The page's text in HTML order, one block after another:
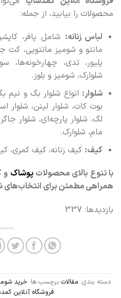
محصولات را بیابید، از جمله:
لباس زنانه:شامل پافر،
مانتو و شومیز مانتویی، کت
پلیور، تدی،
شلوارک، شومیز و بلوز.
شلوار:انواع شلوار بگ و نیم
بوت کات، شلوار لینن، شلوار
لگ، شلوار پارچه‌ای، شلوار
مام، شلوارک.
کیف:کیف زنانه، کیف کمری،
با تنوع بالای محصولات پوشاکو
همراهی مطمئن برای
بازدیدها: 337
دسته بندی: مقالاتبرچسب ها: خرید
فروشگاه آنلاین